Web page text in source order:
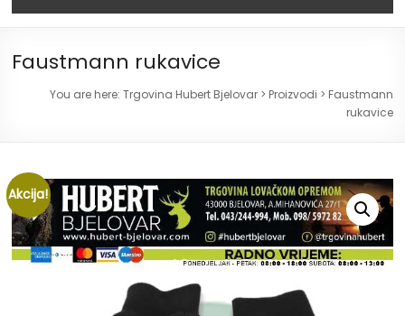
Faustmann rukavice
You are here: Trgovina Hubert Bjelovar> Proizvodi > Faustmann
rukavice
Akcija!